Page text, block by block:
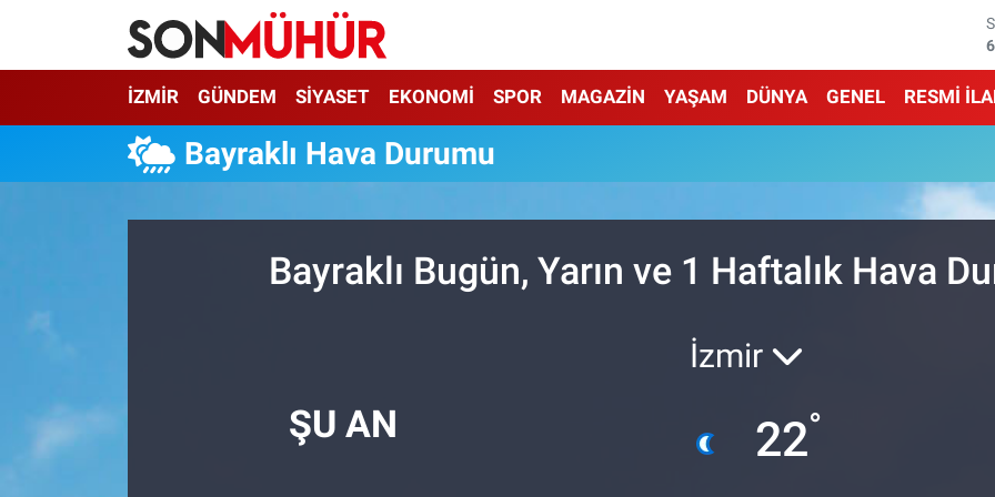
İZMİR GÜNDEM SİYASET EKONOMİ SPOR MAGAZİN YAŞAM DÜNYA GENEL RESMİ
Bayraklı Hava Durumu
Bayraklı Bugün, Yarın ve 1 Haftalık Hava
ŞU AN
İzmir
22°
İzmir Nöbetçi Eczaneler
İzmir Hava Durumu
İzmir Trafik Yoğunluk Haritası
Son Dakika Haberleri